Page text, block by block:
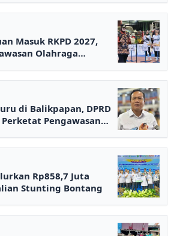
Masuk RKPD 2027,
Olahraga
di Balikpapan, DPRD
Pengawasan
Rp858,7 Juta
Stunting Bontang